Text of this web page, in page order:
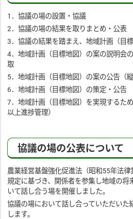
1．協議の場の設置・協議
2．協議の場の結果を取りまとめ・公表
3．協議の結果を踏まえ、地域計画（目
4．地域計画（目標地図）の案の説明会
取
5．地域計画（目標地図）の案の公告（縦
6．地域計画（目標地図）の策定・公告
7．地域計画（目標地図）を実現するた
以上進捗管理）
協議の場の公表について
農業経営基盤強化促進法（昭和55年法
規定に基づき、関係者を参集し地域の将
いて話し合う場を開催しました。
協議の場において話し合っていただいた
します。